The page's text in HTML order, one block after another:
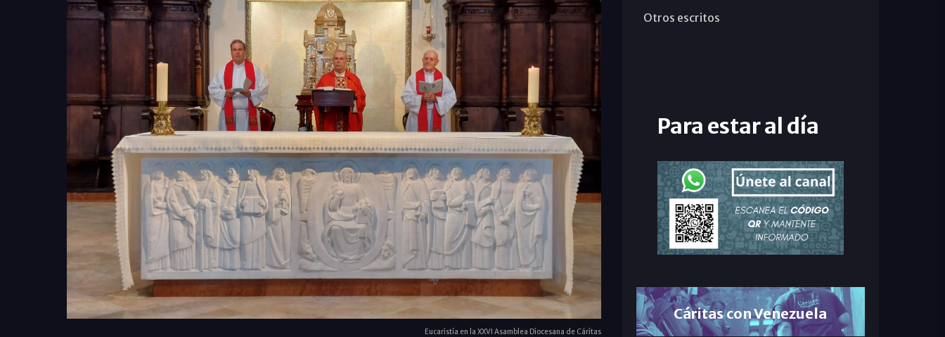
Eucaristía en la XXVI Asamblea Diocesana de Cáritas
Otros escritos
Para estar al día
Cáritas con Venezuela